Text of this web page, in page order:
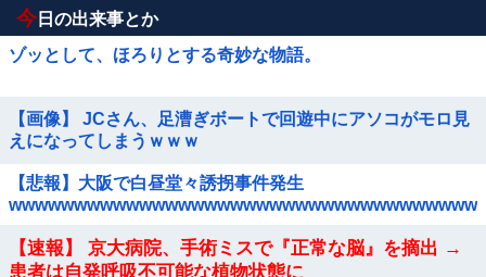
今 日の出来事とか
ゾッとして、ほろりとする奇妙な物語。
【画像】 JCさん、足漕ぎボートで回遊中にアソコがモロ見
えになってしまうｗｗｗ
【悲報】大阪で白昼堂々誘拐事件発生
wwwwwwwwwwwwwwwwwwwwwwwwwwwwwwwwwwww
【速報】 京大病院、手術ミスで『正常な脳』を摘出 →
患者は自発呼吸不可能な植物状態に